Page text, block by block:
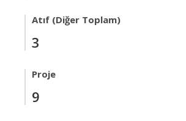
Atıf (Diğer Toplam)
3
Proje
9